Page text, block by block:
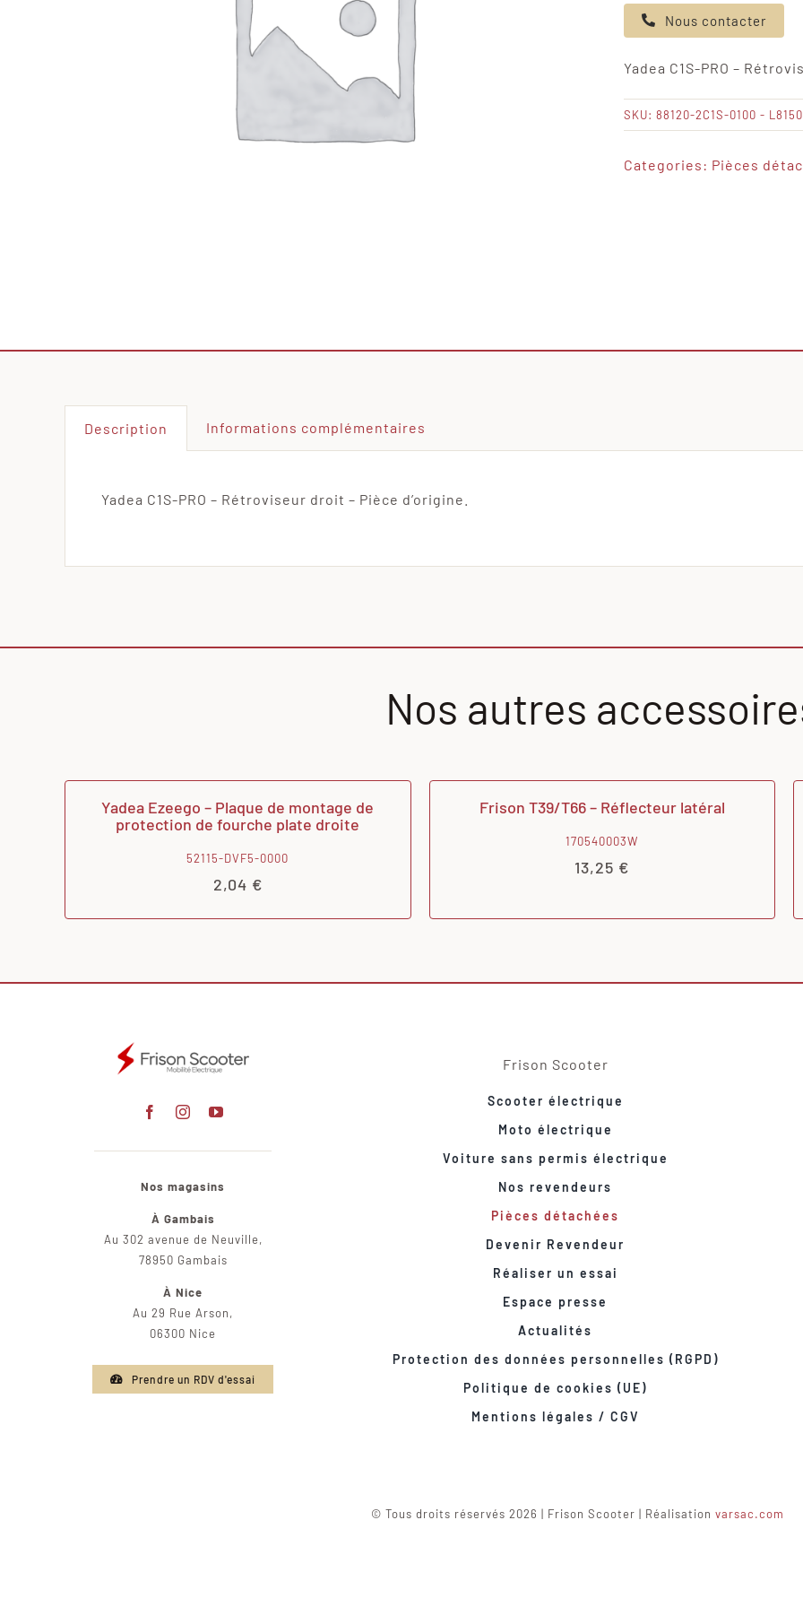
Yadea
PRO
-
Rétroviseur
Nous contacter
Yadea C1S-PRO –
SKU: 88120-2C1S-0100 -
Categories: Pièces
Description Informations complémentaires
Yadea C1S-PRO – Rétroviseur droit – Pièce d’origine.
Nos autres
Yadea Ezeego – Plaque de montage de
protection de fourche plate droite
52115-DVF5-0000
2,04 €
Frison T39/T66 – Réflecteur latéral
170540003W
13,25 €
Nos magasins
À Gambais
Au 302 avenue de Neuville,
78950 Gambais
À Nice
Au 29 Rue Arson,
06300 Nice
Prendre un RDV d'essai
Frison Scooter
Scooter électrique
Moto électrique
Voiture sans permis électrique
Nos revendeurs
Pièces détachées
Devenir Revendeur
Réaliser un essai
Espace presse
Actualités
Protection des données personnelles (RGPD)
Politique de cookies (UE)
Mentions légales / CGV
© Tous droits réservés 2026 | Frison Scooter | Réalisation varsac.com